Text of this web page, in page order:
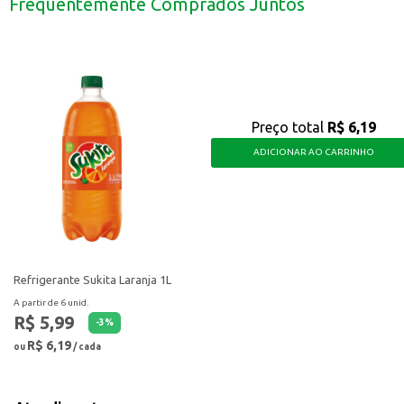
Revenda em mercados e estabelecimentos comerciais.
Frequentemente Comprados Juntos
Refrigerante Sukita Laranja 1L
A partir de 6 unid.
R$ 5,99 -3%
ou R$ 6,19 / cada
Preço total R$ 6,19
ADICIONAR AO CARRINHO